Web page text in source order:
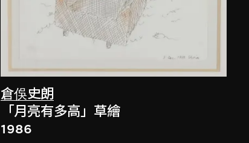
倉俁史朗
「月亮有多高」草繪
1986